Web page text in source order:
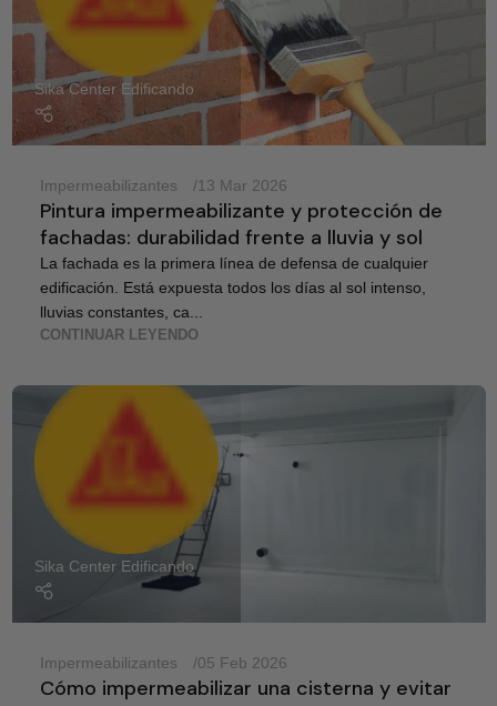
Sika Center Edificando
Impermeabilizantes 13 Mar 2026
Pintura impermeabilizante y protección de
fachadas: durabilidad frente a lluvia y sol
La fachada es la primera línea de defensa de cualquier
edificación. Está expuesta todos los días al sol intenso,
lluvias constantes, ca...
CONTINUAR LEYENDO
Sika Center Edificando
Impermeabilizantes 05 Feb 2026
Cómo impermeabilizar una cisterna y evitar